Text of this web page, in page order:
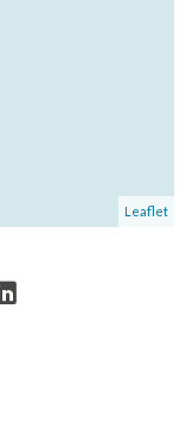
Leaflet